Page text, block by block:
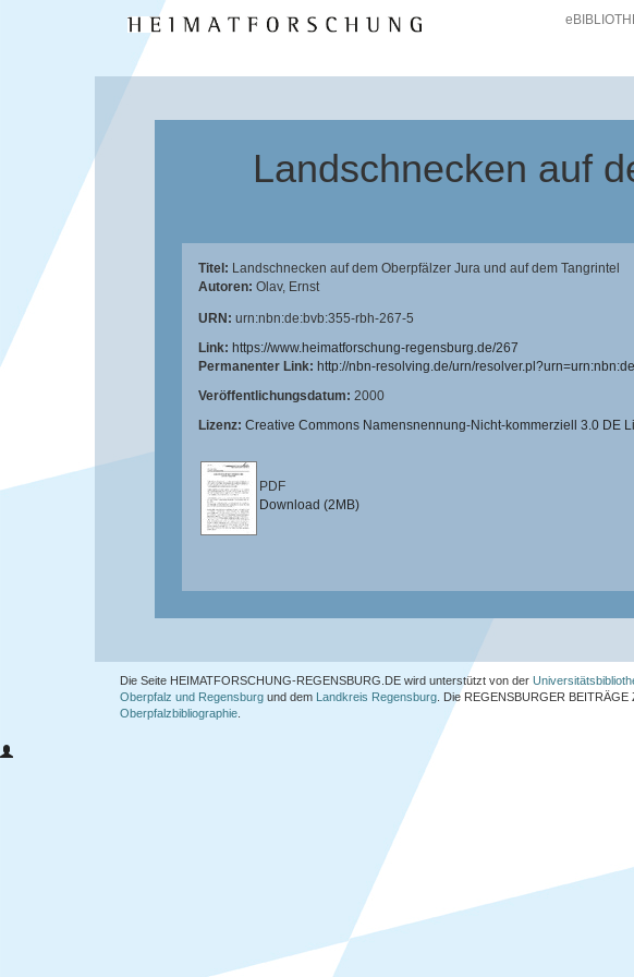
Landschnecken auf
Titel: Landschnecken auf dem Oberpfälzer Jura und auf dem Tangrintel
Autoren: Olav, Ernst
URN: urn:nbn:de:bvb:355-rbh-267-5
Link: https://www.heimatforschung-regensburg.de/267
Permanenter Link: http://nbn-resolving.de/urn/
Veröffentlichungsdatum: 2000
Lizenz: Creative Commons Namensnennung-Nicht-kommerziell 3.0 DE
PDF
Download (2MB)
Die Seite HEIMATFORSCHUNG-REGENSBURG.DE wird unterstützt von der
Oberpfalz und Regensburg und dem Landkreis Regensburg . Die REGENSBURGER
Oberpfalzbibliographie